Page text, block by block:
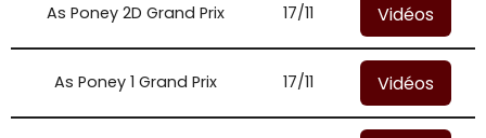
As Poney 2D Grand Prix 17/11 Vidéos
As Poney 1 Grand Prix 17/11 Vidéos